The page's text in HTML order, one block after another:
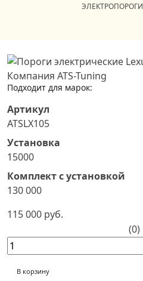
ЭЛЕКТРОПОРОГИ
Подходит для марок:
Артикул
ATSLX105
Установка
15000
Комплект с установкой
130 000
115 000 руб.
(0)
В корзину